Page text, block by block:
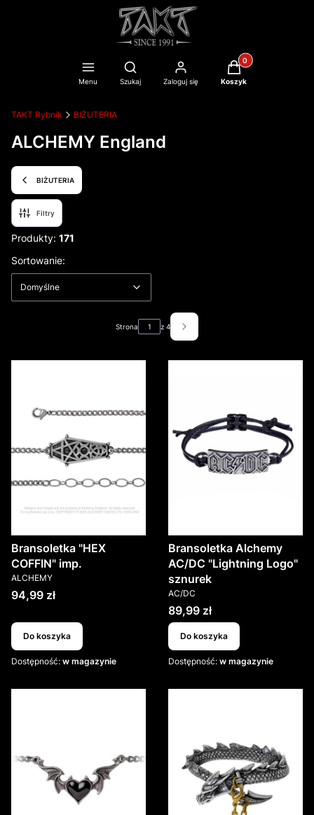
Menu
Otwórz wyszukiwarkę
Szukaj Zaloguj się
Produkty w
Koszyk
TAKT Rybnik BIŻUTERIA
ALCHEMY England
BIŻUTERIA
Filtry
Produkty: 171
Lista produktów
Sortowanie:
Domyślne
Strona z 4
Następne produkty
Bransoletka "HEX
COFFIN" imp.
PRODUCENT
ALCHEMY
Cena
94,99 zł
Do koszyka
Dostępność: w magazynie
Bransoletka Alchemy
AC/DC "Lightning Logo"
sznurek
PRODUCENT
AC/DC
Cena
89,99 zł
Do koszyka
Dostępność: w magazynie